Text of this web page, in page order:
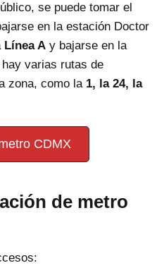
se puede tomar el
en la estación Doctor
Línea A y bajarse en la
varias rutas de
zona, como la 1, la 24, la
CDMX
de metro